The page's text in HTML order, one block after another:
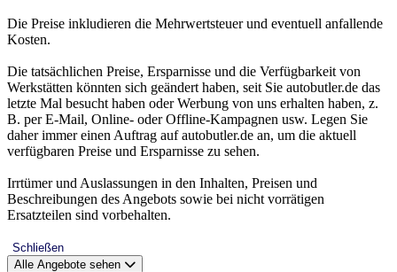
Die Preise inkludieren die Mehrwertsteuer und eventuell anfallende
Kosten.
Die tatsächlichen Preise, Ersparnisse und die Verfügbarkeit von
Werkstätten könnten sich geändert haben, seit Sie autobutler.de das
letzte Mal besucht haben oder Werbung von uns erhalten haben, z.
B. per E-Mail, Online- oder Offline-Kampagnen usw. Legen Sie
daher immer einen Auftrag auf autobutler.de an, um die aktuell
verfügbaren Preise und Ersparnisse zu sehen.
Irrtümer und Auslassungen in den Inhalten, Preisen und
Beschreibungen des Angebots sowie bei nicht vorrätigen
Ersatzteilen sind vorbehalten.
Schließen
Alle Angebote sehen